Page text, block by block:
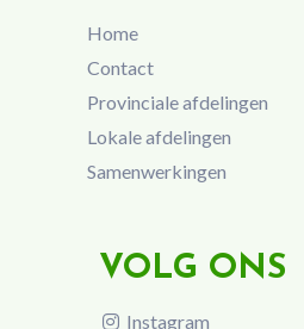
Home
Contact
Provinciale afdelingen
Lokale afdelingen
Samenwerkingen
VOLG ONS
Instagram